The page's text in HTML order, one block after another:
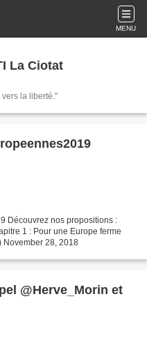
MENU
La Ciotat
la liberté."
Découvrez nos propositions :
1 : Pour une Europe ferme
28, 2018
@Herve_Morin et